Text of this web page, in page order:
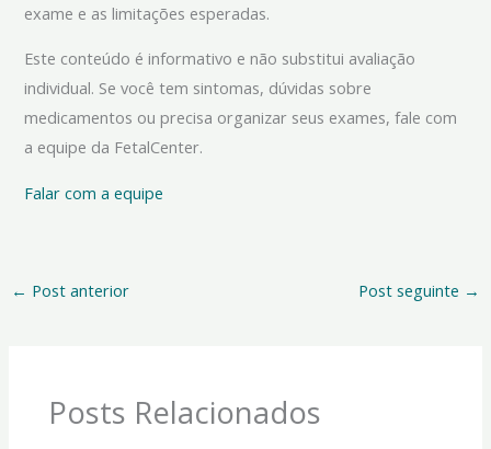
exame e as limitações esperadas.
Este conteúdo é informativo e não substitui avaliação
individual. Se você tem sintomas, dúvidas sobre
medicamentos ou precisa organizar seus exames, fale com
a equipe da FetalCenter.
Falar com a equipe
← Post anterior Post seguinte →
Posts Relacionados